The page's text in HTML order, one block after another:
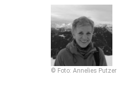
© Foto: Annelies Putzer